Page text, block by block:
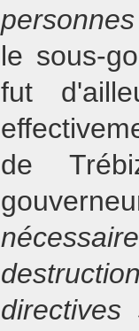
le sous-
fut
de
directives